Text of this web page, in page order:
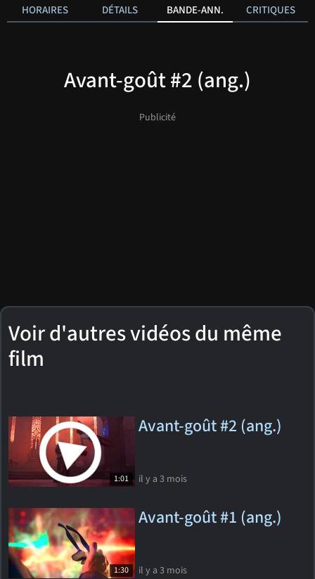
HORAIRES DÉTAILS BANDE-ANN. CRITIQUES
Avant-goût #2 (ang.)
Voir d'autres vidéos du même
film
1:01
Avant-goût #2 (ang.)
il y a 3 mois
1:30
Avant-goût #1 (ang.)
il y a 3 mois